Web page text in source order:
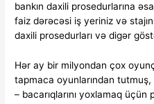
bankın daxili prosedurlarına
faiz dərəcəsi iş yeriniz və
daxili prosedurları və digər
Hər ay bir milyondan çox
tapmaca oyunlarından
– bacarıqlarını yoxlamaq üçün